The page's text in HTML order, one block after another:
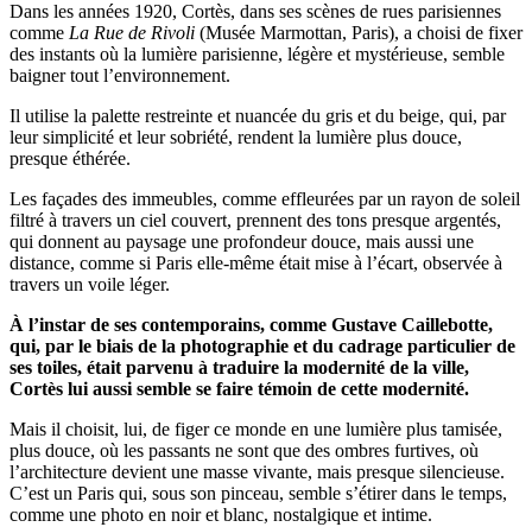
Dans les années 1920, Cortès, dans ses scènes de rues parisiennes
comme La Rue de Rivoli (Musée Marmottan, Paris), a choisi de fixer
des instants où la lumière parisienne, légère et mystérieuse, semble
baigner tout l’environnement.
Il utilise la palette restreinte et nuancée du gris et du beige, qui, par
leur simplicité et leur sobriété, rendent la lumière plus douce,
presque éthérée.
Les façades des immeubles, comme effleurées par un rayon de soleil
filtré à travers un ciel couvert, prennent des tons presque argentés,
qui donnent au paysage une profondeur douce, mais aussi une
distance, comme si Paris elle-même était mise à l’écart, observée à
travers un voile léger.
À l’instar de ses contemporains, comme Gustave Caillebotte,
qui, par le biais de la photographie et du cadrage particulier de
ses toiles, était parvenu à traduire la modernité de la ville,
Cortès lui aussi semble se faire témoin de cette modernité.
Mais il choisit, lui, de figer ce monde en une lumière plus tamisée,
plus douce, où les passants ne sont que des ombres furtives, où
l’architecture devient une masse vivante, mais presque silencieuse.
C’est un Paris qui, sous son pinceau, semble s’étirer dans le temps,
comme une photo en noir et blanc, nostalgique et intime.